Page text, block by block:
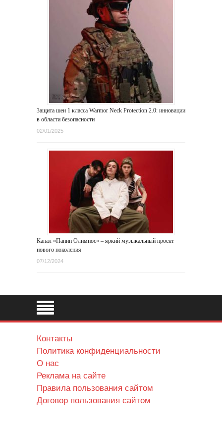
Защита шеи 1 класса Warmor Neck Protection 2.0: инновации
в области безопасности
02/01/2025
Канал «Папин Олимпос» – яркий музыкальный проект
нового поколения
07/12/2024
Контакты
Политика конфиденциальности
О нас
Реклама на сайте
Правила пользования сайтом
Договор пользования сайтом